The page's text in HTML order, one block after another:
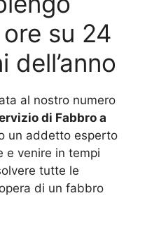
su 24
al nostro numero
di Fabbro a
un addetto esperto
e venire in tempi
tutte le
di un fabbro